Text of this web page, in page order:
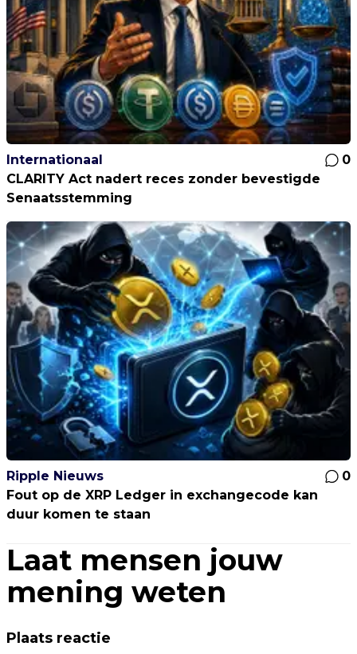
Internationaal
0
CLARITY Act nadert reces zonder bevestigde
Senaatsstemming
Ripple Nieuws
0
Fout op de XRP Ledger in exchangecode kan
duur komen te staan
Laat mensen jouw
mening weten
Plaats reactie